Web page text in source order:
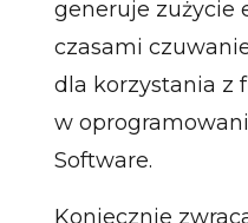
generuje zużycie
czasami
dla korzystania z
w
Software.
Koniecznie